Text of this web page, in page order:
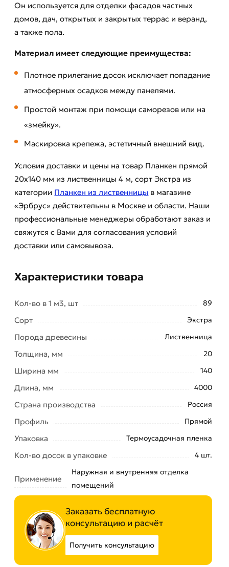
Он используется для отделки фасадов частных
домов, дач, открытых и закрытых террас и веранд,
а также пола.
Материал имеет следующие преимущества:
Плотное прилегание досок исключает попадание
атмосферных осадков между панелями.
Простой монтаж при помощи саморезов или на
«змейку».
Маскировка крепежа, эстетичный внешний вид.
Условия доставки и цены на товар Планкен прямой
20х140 мм из лиственницы 4 м, сорт Экстра из
категории Планкен из лиственницы в магазине
«Эрбрус» действительны в Москве и области. Наши
профессиональные менеджеры обработают заказ и
свяжутся с Вами для согласования условий
доставки или самовывоза.
Характеристики товара
Кол-во в 1 м3, шт 89
Сорт Экстра
Порода древесины Лиственница
Толщина, мм 20
Ширина мм 140
Длина, мм 4000
Страна производства Россия
Профиль Прямой
Упаковка Термоусадочная пленка
Кол-во досок в упаковке 4 шт.
Применение
Наружная и внутренняя отделка
помещений
Заказать бесплатную
консультацию и расчёт
Получить консультацию